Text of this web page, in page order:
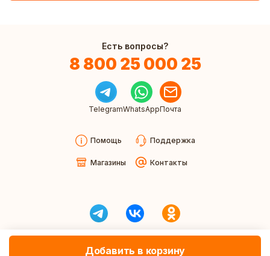
Добавить в корзину
Есть вопросы?
8 800 25 000 25
TelegramWhatsAppПочта
Помощь Поддержка
Магазины Контакты